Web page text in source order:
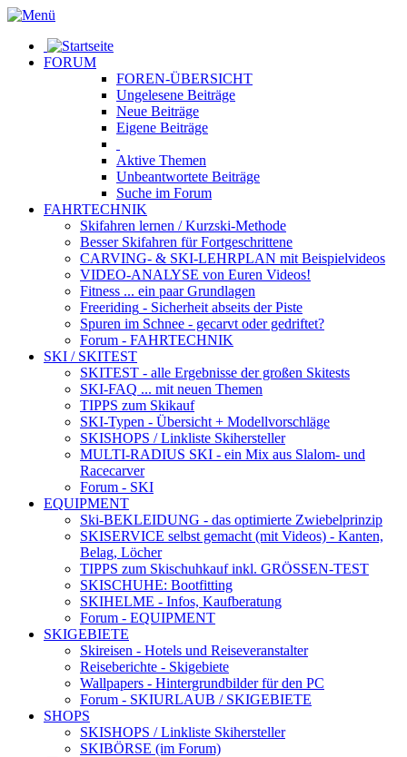
FORUM
FOREN-ÜBERSICHT
Ungelesene Beiträge
Neue Beiträge
Eigene Beiträge
Aktive Themen
Unbeantwortete Beiträge
Suche im Forum
FAHRTECHNIK
Skifahren lernen / Kurzski-Methode
Besser Skifahren für Fortgeschrittene
CARVING- & SKI-LEHRPLAN mit Beispielvideos
VIDEO-ANALYSE von Euren Videos!
Fitness ... ein paar Grundlagen
Freeriding - Sicherheit abseits der Piste
Spuren im Schnee - gecarvt oder gedriftet?
Forum - FAHRTECHNIK
SKI / SKITEST
SKITEST - alle Ergebnisse der großen Skitests
SKI-FAQ ... mit neuen Themen
TIPPS zum Skikauf
SKI-Typen - Übersicht + Modellvorschläge
SKISHOPS / Linkliste Skihersteller
MULTI-RADIUS SKI - ein Mix aus Slalom- und
Racecarver
Forum - SKI
EQUIPMENT
Ski-BEKLEIDUNG - das optimierte Zwiebelprinzip
SKISERVICE selbst gemacht (mit Videos) - Kanten,
Belag, Löcher
TIPPS zum Skischuhkaufinkl. GRÖSSEN-TEST
SKISCHUHE: Bootfitting
SKIHELME - Infos, Kaufberatung
Forum - EQUIPMENT
SKIGEBIETE
Skireisen - Hotels und Reiseveranstalter
Reiseberichte - Skigebiete
Wallpapers - Hintergrundbilder für den PC
Forum - SKIURLAUB / SKIGEBIETE
SHOPS
SKISHOPS / Linkliste Skihersteller
SKIBÖRSE (im Forum)